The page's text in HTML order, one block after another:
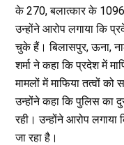
के 270, बलात्कार के
उन्होंने आरोप लगाया कि
चुके हैं। बिलासपुर, ऊना,
शर्मा ने कहा कि प्रदेश में
मामलों में माफिया तत्वों
उन्होंने कहा कि पुलिस का
रही। उन्होंने आरोप
जा रहा है।